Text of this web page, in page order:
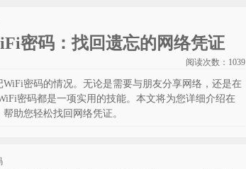
密码：找回遗忘的网络凭证
阅读次数： 1039
密码的情况。无论是需要与朋友分享网络，还是在
密码都是一项实用的技能。本文将为您详细介绍在
助您轻松找回网络凭证。